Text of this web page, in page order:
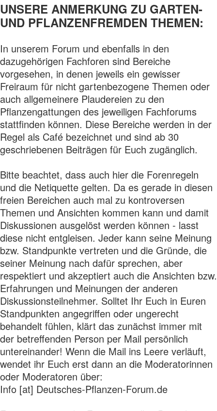
UNSERE ANMERKUNG ZU GARTEN-
UND PFLANZENFREMDEN THEMEN:
In unserem Forum und ebenfalls in den
dazugehörigen Fachforen sind Bereiche
vorgesehen, in denen jeweils ein gewisser
Freiraum für nicht gartenbezogene Themen oder
auch allgemeinere Plaudereien zu den
Pflanzengattungen des jeweiligen Fachforums
stattfinden können. Diese Bereiche werden in der
Regel als Café bezeichnet und sind ab 30
geschriebenen Beiträgen für Euch zugänglich.
Bitte beachtet, dass auch hier die Forenregeln
und die Netiquette gelten. Da es gerade in diesen
freien Bereichen auch mal zu kontroversen
Themen und Ansichten kommen kann und damit
Diskussionen ausgelöst werden können - lasst
diese nicht entgleisen. Jeder kann seine Meinung
bzw. Standpunkte vertreten und die Gründe, die
seiner Meinung nach dafür sprechen, aber
respektiert und akzeptiert auch die Ansichten bzw.
Erfahrungen und Meinungen der anderen
Diskussionsteilnehmer. Solltet Ihr Euch in Euren
Standpunkten angegriffen oder ungerecht
behandelt fühlen, klärt das zunächst immer mit
der betreffenden Person per Mail persönlich
untereinander! Wenn die Mail ins Leere verläuft,
wendet ihr Euch erst dann an die Moderatorinnen
oder Moderatoren über:
Info [at] Deutsches-Pflanzen-Forum.de